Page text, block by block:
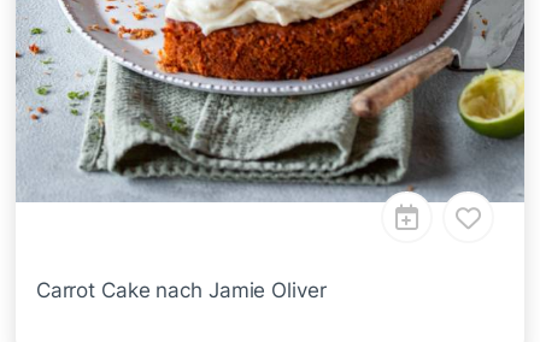
Carrot Cake nach Jamie Oliver